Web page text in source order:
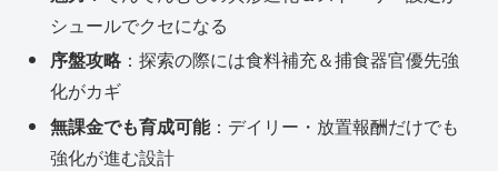
シュールでクセになる
序盤攻略 ：探索の際には食料補充＆捕食器官優先強
化がカギ
無課金でも育成可能：デイリー・放置報酬だけでも
強化が進む設計